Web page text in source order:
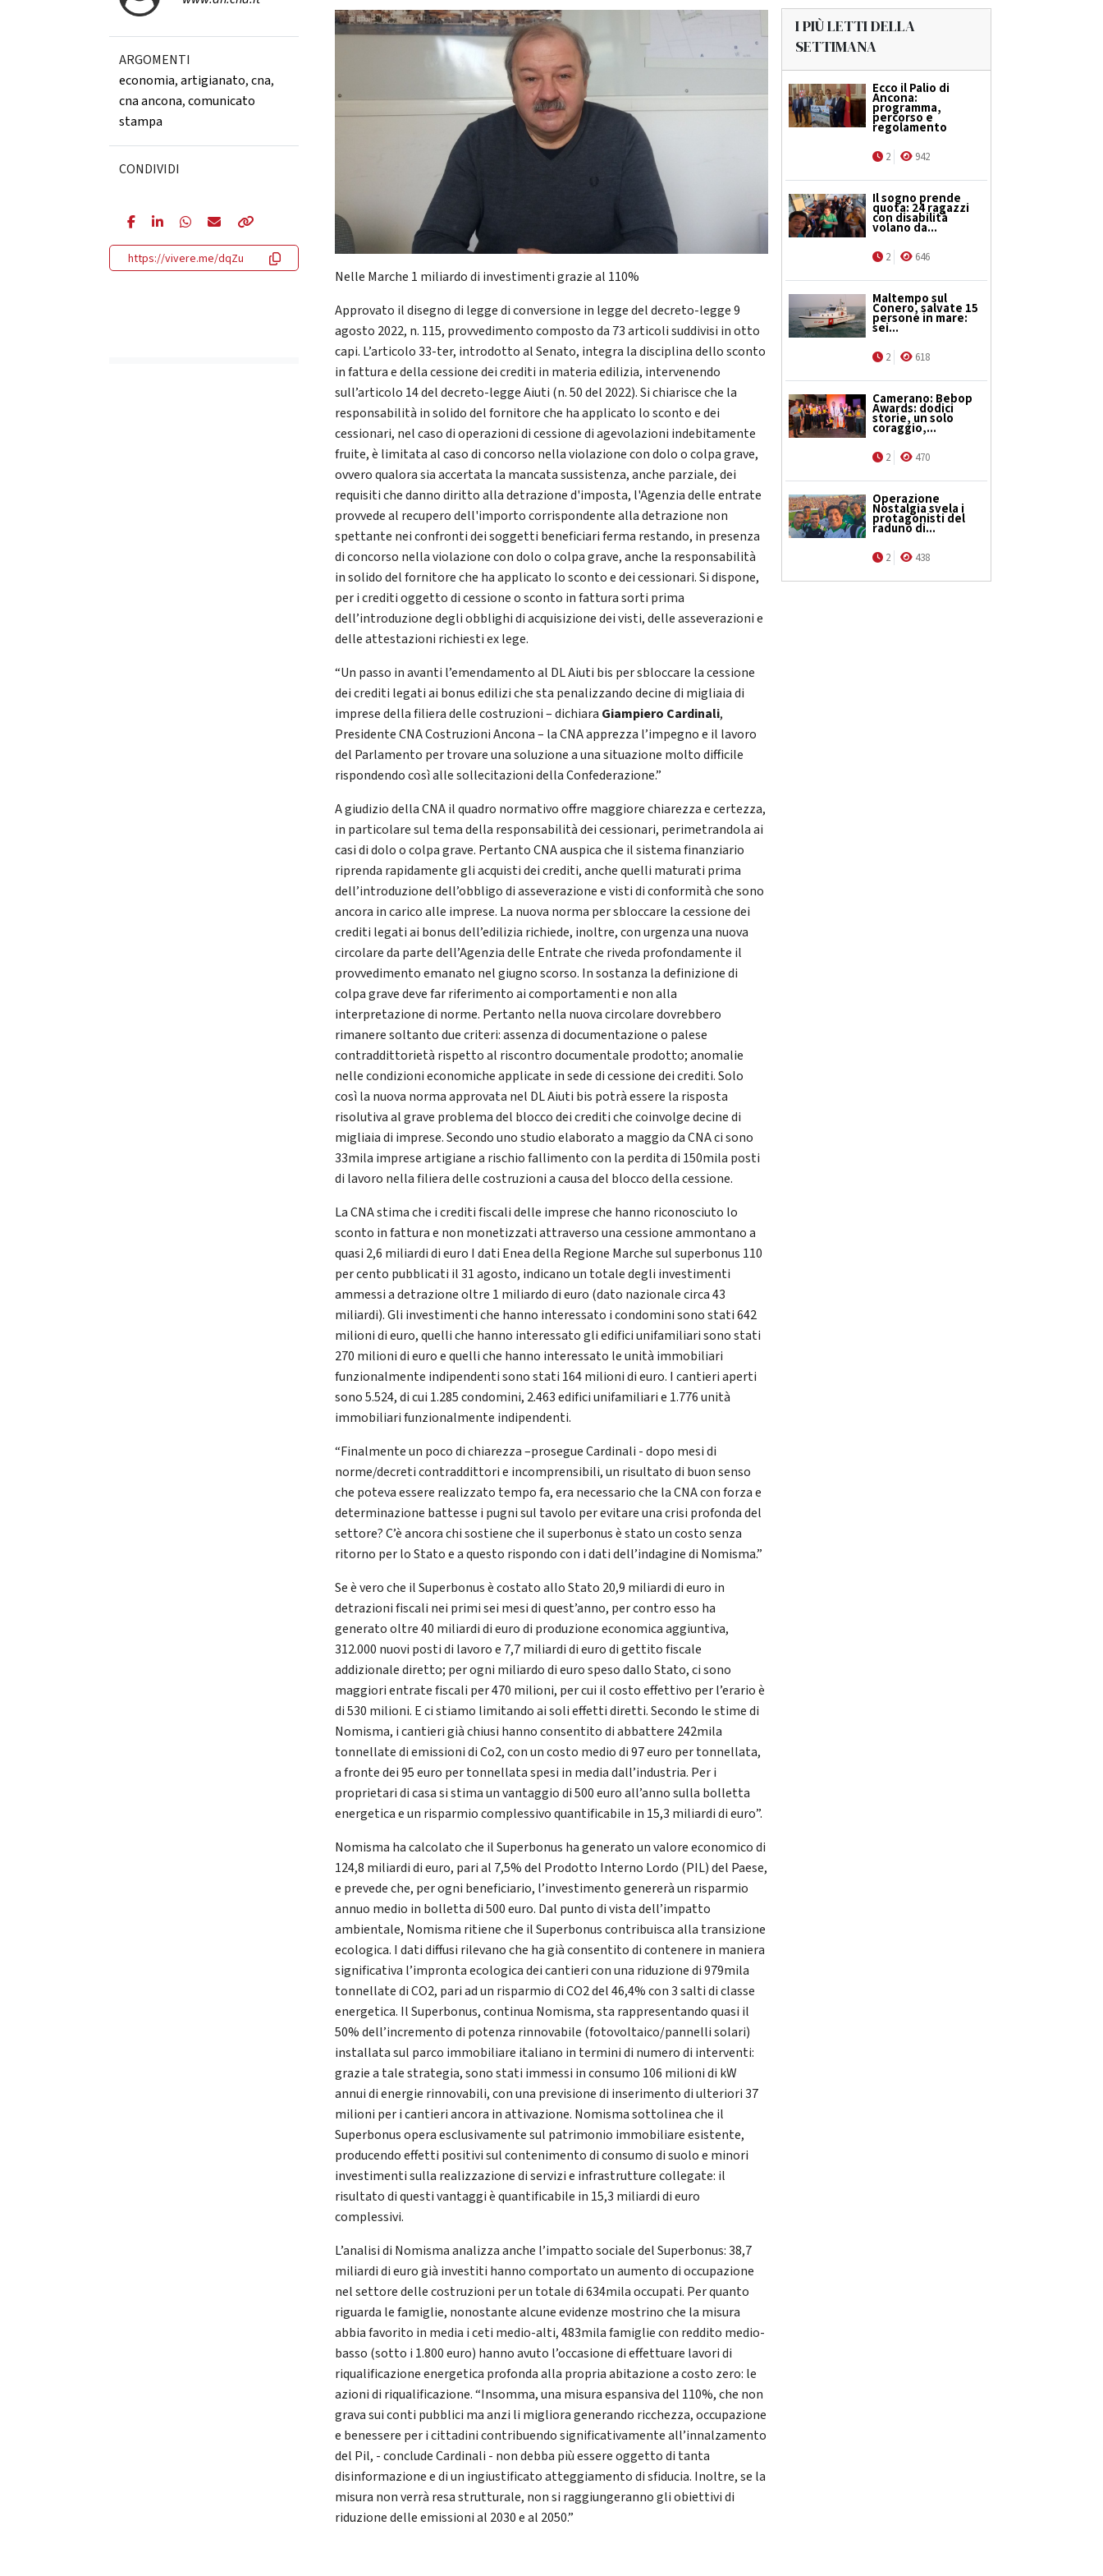
ARGOMENTI
economia,artigianato,cna,
cna ancona,comunicato
stampa
CONDIVIDI
https://vivere.me/dqZu
Nelle Marche 1 miliardo di investimenti grazie al 110%
Approvato il disegno di legge di conversione in legge del decreto-legge 9
agosto 2022, n. 115, provvedimento composto da 73 articoli suddivisi in otto
capi. L’articolo 33-ter, introdotto al Senato, integra la disciplina dello sconto
in fattura e della cessione dei crediti in materia edilizia, intervenendo
sull’articolo 14 del decreto-legge Aiuti (n. 50 del 2022). Si chiarisce che la
responsabilità in solido del fornitore che ha applicato lo sconto e dei
cessionari, nel caso di operazioni di cessione di agevolazioni indebitamente
fruite, è limitata al caso di concorso nella violazione con dolo o colpa grave,
ovvero qualora sia accertata la mancata sussistenza, anche parziale, dei
requisiti che danno diritto alla detrazione d'imposta, l'Agenzia delle entrate
provvede al recupero dell'importo corrispondente alla detrazione non
spettante nei confronti dei soggetti beneficiari ferma restando, in presenza
di concorso nella violazione con dolo o colpa grave, anche la responsabilità
in solido del fornitore che ha applicato lo sconto e dei cessionari. Si dispone,
per i crediti oggetto di cessione o sconto in fattura sorti prima
dell’introduzione degli obblighi di acquisizione dei visti, delle asseverazioni e
delle attestazioni richiesti ex lege.
“Un passo in avanti l’emendamento al DL Aiuti bis per sbloccare la cessione
dei crediti legati ai bonus edilizi che sta penalizzando decine di migliaia di
imprese della filiera delle costruzioni – dichiara Giampiero Cardinali,
Presidente CNA Costruzioni Ancona – la CNA apprezza l’impegno e il lavoro
del Parlamento per trovare una soluzione a una situazione molto difficile
rispondendo così alle sollecitazioni della Confederazione.”
A giudizio della CNA il quadro normativo offre maggiore chiarezza e certezza,
in particolare sul tema della responsabilità dei cessionari, perimetrandola ai
casi di dolo o colpa grave. Pertanto CNA auspica che il sistema finanziario
riprenda rapidamente gli acquisti dei crediti, anche quelli maturati prima
dell’introduzione dell’obbligo di asseverazione e visti di conformità che sono
ancora in carico alle imprese. La nuova norma per sbloccare la cessione dei
crediti legati ai bonus dell’edilizia richiede, inoltre, con urgenza una nuova
circolare da parte dell’Agenzia delle Entrate che riveda profondamente il
provvedimento emanato nel giugno scorso. In sostanza la definizione di
colpa grave deve far riferimento ai comportamenti e non alla
interpretazione di norme. Pertanto nella nuova circolare dovrebbero
rimanere soltanto due criteri: assenza di documentazione o palese
contraddittorietà rispetto al riscontro documentale prodotto; anomalie
nelle condizioni economiche applicate in sede di cessione dei crediti. Solo
così la nuova norma approvata nel DL Aiuti bis potrà essere la risposta
risolutiva al grave problema del blocco dei crediti che coinvolge decine di
migliaia di imprese. Secondo uno studio elaborato a maggio da CNA ci sono
33mila imprese artigiane a rischio fallimento con la perdita di 150mila posti
di lavoro nella filiera delle costruzioni a causa del blocco della cessione.
La CNA stima che i crediti fiscali delle imprese che hanno riconosciuto lo
sconto in fattura e non monetizzati attraverso una cessione ammontano a
quasi 2,6 miliardi di euro I dati Enea della Regione Marche sul superbonus 110
per cento pubblicati il 31 agosto, indicano un totale degli investimenti
ammessi a detrazione oltre 1 miliardo di euro (dato nazionale circa 43
miliardi). Gli investimenti che hanno interessato i condomini sono stati 642
milioni di euro, quelli che hanno interessato gli edifici unifamiliari sono stati
270 milioni di euro e quelli che hanno interessato le unità immobiliari
funzionalmente indipendenti sono stati 164 milioni di euro. I cantieri aperti
sono 5.524, di cui 1.285 condomini, 2.463 edifici unifamiliari e 1.776 unità
immobiliari funzionalmente indipendenti.
“Finalmente un poco di chiarezza –prosegue Cardinali - dopo mesi di
norme/decreti contraddittori e incomprensibili, un risultato di buon senso
che poteva essere realizzato tempo fa, era necessario che la CNA con forza e
determinazione battesse i pugni sul tavolo per evitare una crisi profonda del
settore? C’è ancora chi sostiene che il superbonus è stato un costo senza
ritorno per lo Stato e a questo rispondo con i dati dell’indagine di Nomisma.”
Se è vero che il Superbonus è costato allo Stato 20,9 miliardi di euro in
detrazioni fiscali nei primi sei mesi di quest’anno, per contro esso ha
generato oltre 40 miliardi di euro di produzione economica aggiuntiva,
312.000 nuovi posti di lavoro e 7,7 miliardi di euro di gettito fiscale
addizionale diretto; per ogni miliardo di euro speso dallo Stato, ci sono
maggiori entrate fiscali per 470 milioni, per cui il costo effettivo per l’erario è
di 530 milioni. E ci stiamo limitando ai soli effetti diretti. Secondo le stime di
Nomisma, i cantieri già chiusi hanno consentito di abbattere 242mila
tonnellate di emissioni di Co2, con un costo medio di 97 euro per tonnellata,
a fronte dei 95 euro per tonnellata spesi in media dall’industria. Per i
proprietari di casa si stima un vantaggio di 500 euro all’anno sulla bolletta
energetica e un risparmio complessivo quantificabile in 15,3 miliardi di euro”.
Nomisma ha calcolato che il Superbonus ha generato un valore economico di
124,8 miliardi di euro, pari al 7,5% del Prodotto Interno Lordo (PIL) del Paese,
e prevede che, per ogni beneficiario, l’investimento genererà un risparmio
annuo medio in bolletta di 500 euro. Dal punto di vista dell’impatto
ambientale, Nomisma ritiene che il Superbonus contribuisca alla transizione
ecologica. I dati diffusi rilevano che ha già consentito di contenere in maniera
significativa l’impronta ecologica dei cantieri con una riduzione di 979mila
tonnellate di CO2, pari ad un risparmio di CO2 del 46,4% con 3 salti di classe
energetica. Il Superbonus, continua Nomisma, sta rappresentando quasi il
50% dell’incremento di potenza rinnovabile (fotovoltaico/pannelli solari)
installata sul parco immobiliare italiano in termini di numero di interventi:
grazie a tale strategia, sono stati immessi in consumo 106 milioni di kW
annui di energie rinnovabili, con una previsione di inserimento di ulteriori 37
milioni per i cantieri ancora in attivazione. Nomisma sottolinea che il
Superbonus opera esclusivamente sul patrimonio immobiliare esistente,
producendo effetti positivi sul contenimento di consumo di suolo e minori
investimenti sulla realizzazione di servizi e infrastrutture collegate: il
risultato di questi vantaggi è quantificabile in 15,3 miliardi di euro
complessivi.
L’analisi di Nomisma analizza anche l’impatto sociale del Superbonus: 38,7
miliardi di euro già investiti hanno comportato un aumento di occupazione
nel settore delle costruzioni per un totale di 634mila occupati. Per quanto
riguarda le famiglie, nonostante alcune evidenze mostrino che la misura
abbia favorito in media i ceti medio-alti, 483mila famiglie con reddito medio-
basso (sotto i 1.800 euro) hanno avuto l’occasione di effettuare lavori di
riqualificazione energetica profonda alla propria abitazione a costo zero: le
azioni di riqualificazione. “Insomma, una misura espansiva del 110%, che non
grava sui conti pubblici ma anzi li migliora generando ricchezza, occupazione
e benessere per i cittadini contribuendo significativamente all’innalzamento
del Pil, - conclude Cardinali - non debba più essere oggetto di tanta
disinformazione e di un ingiustificato atteggiamento di sfiducia. Inoltre, se la
misura non verrà resa strutturale, non si raggiungeranno gli obiettivi di
riduzione delle emissioni al 2030 e al 2050.”
I PIÙ LETTI DELLA
SETTIMANA
Ecco il Palio di
Ancona:
programma,
percorso e
regolamento
2 942
Il sogno prende
quota: 24 ragazzi
con disabilità
volano da...
2 646
Maltempo sul
Conero, salvate 15
persone in mare:
sei...
2 618
Camerano: Bebop
Awards: dodici
storie, un solo
coraggio,...
2 470
Operazione
Nostalgia svela i
protagonisti del
raduno di...
2 438